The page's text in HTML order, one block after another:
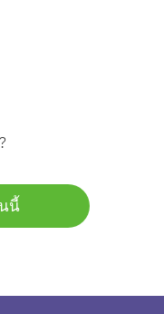
นี้